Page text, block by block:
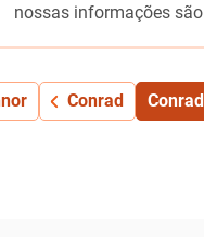
nossas informações
Conrad